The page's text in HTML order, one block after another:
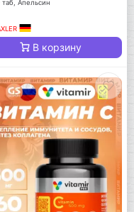
таб, Апельсин
В корзину